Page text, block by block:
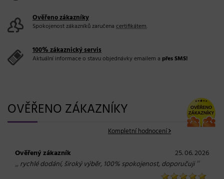
Ověřeno zákazníky
Spokojenost zákazníků zaručena certifikátem.
100% zákaznický servis
Aktuální informace o stavu objednávky emailem a přes SMS!
OVĚŘENO ZÁKAZNÍKY
Kompletní hodnocení
Ověřený zákazník 25. 06. 2026
„ rychlé dodání, široký výběr, 100% spokojenost, doporučuji“